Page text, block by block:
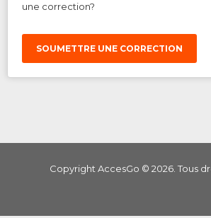
une correction?
SOUMETTRE UNE CORRECTION
Copyright AccesGo © 2026. Tous